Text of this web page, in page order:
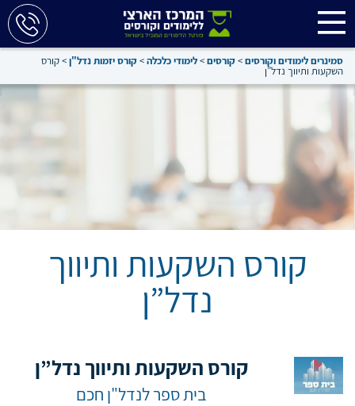
סמינרים לימודים וקורסים>קורסים>לימודי כלכלה>קורס יזמות נדל"ן>קורס
השקעות ותיווך נדל”ן
קורס השקעות ותיווך
נדל”ן
קורס השקעות ותיווך נדל”ן
בית ספר לנדל"ן חכם